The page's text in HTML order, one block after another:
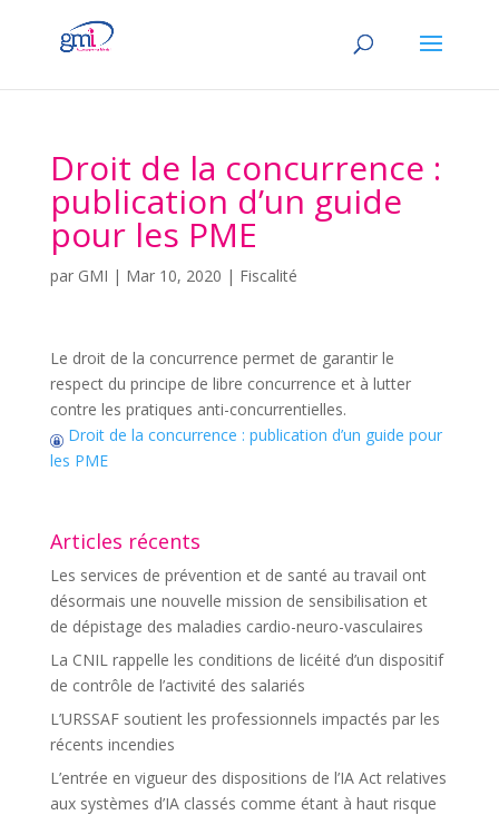
Droit de la concurrence :
publication d’un guide
pour les PME
par GMI | Mar 10, 2020 | Fiscalité
Le droit de la concurrence permet de garantir le
respect du principe de libre concurrence et à lutter
contre les pratiques anti-concurrentielles.
Droit de la concurrence : publication d’un guide pour
les PME
Articles récents
Les services de prévention et de santé au travail ont
désormais une nouvelle mission de sensibilisation et
de dépistage des maladies cardio-neuro-vasculaires
La CNIL rappelle les conditions de licéité d’un dispositif
de contrôle de l’activité des salariés
L’URSSAF soutient les professionnels impactés par les
récents incendies
L’entrée en vigueur des dispositions de l’IA Act relatives
aux systèmes d’IA classés comme étant à haut risque